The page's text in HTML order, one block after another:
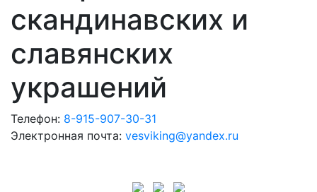
скандинавских и
славянских
украшений
Телефон: 8-915-907-30-31
Электронная почта: vesviking@yandex.ru